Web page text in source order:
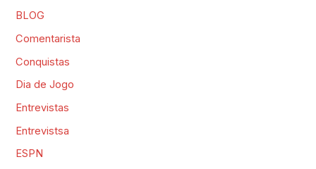
BLOG
Comentarista
Conquistas
Dia de Jogo
Entrevistas
Entrevistsa
ESPN